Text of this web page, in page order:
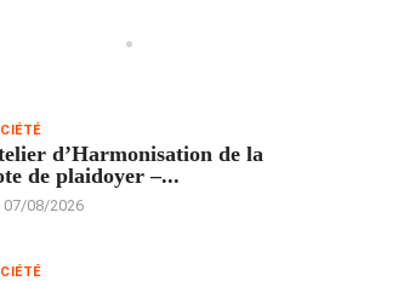
d’Harmonisation de la
de plaidoyer –...
07/08/2026